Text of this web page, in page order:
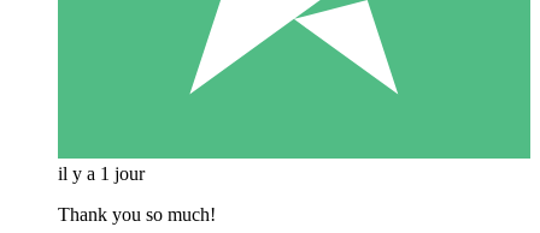
il y a 1 jour
Thank you so much!